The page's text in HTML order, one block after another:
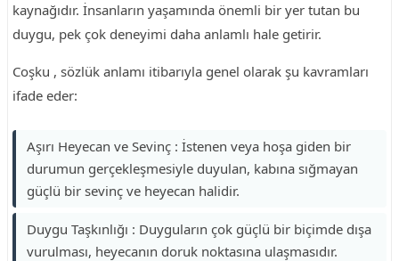
kaynağıdır. İnsanların yaşamında önemli bir yer tutan bu
duygu, pek çok deneyimi daha anlamlı hale getirir.
Coşku , sözlük anlamı itibarıyla genel olarak şu kavramları
ifade eder:
Aşırı Heyecan ve Sevinç : İstenen veya hoşa giden bir
durumun gerçekleşmesiyle duyulan, kabına sığmayan
güçlü bir sevinç ve heyecan halidir.
Duygu Taşkınlığı : Duyguların çok güçlü bir biçimde dışa
vurulması, heyecanın doruk noktasına ulaşmasıdır.